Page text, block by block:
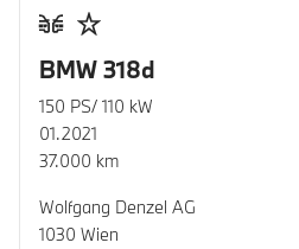
BMW 318d
150 PS/ 110 kW
01.2021
37.000 km
Wolfgang Denzel AG
1030 Wien